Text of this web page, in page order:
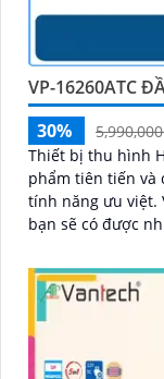
VP-16260ATC
30%
Thiết bị thu hình
phẩm tiên tiến và
tính năng ưu việt. Với hình ảnh sáng hơn và xử lý nhanh,
bạn sẽ có được